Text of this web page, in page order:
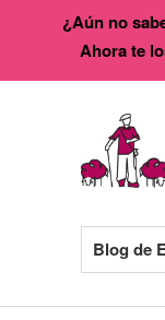
Blog de
¿Aún no
Ahora te